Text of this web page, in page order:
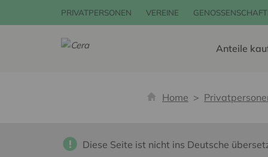
PRIVATPERSONEN VEREINE
Anteile
Home
Diese Seite ist nicht ins Deutsche